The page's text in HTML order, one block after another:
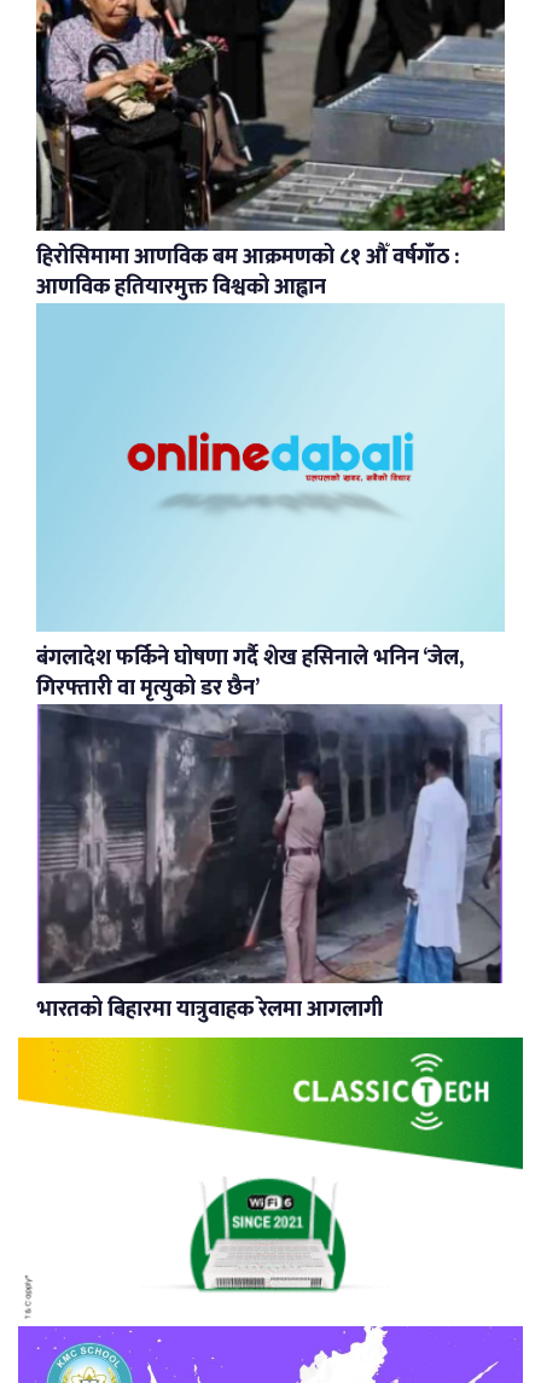
हिरोसिमामा आणविक बम आक्रमणको ८१ औँ वर्षगाँठ :
आणविक हतियारमुक्त विश्वको आह्वान
बंगलादेश फर्किने घोषणा गर्दै शेख हसिनाले भनिन ‘जेल,
गिरफ्तारी वा मृत्युको डर छैन’
भारतको बिहारमा यात्रुवाहक रेलमा आगलागी